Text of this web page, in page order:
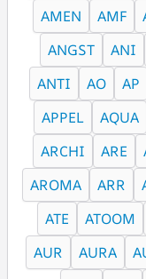
AMEN
AMF
ANGST
ANI
ANTI
AO AP
APPEL
AQUA
ARCHI
ARE
AROMA
ARR
ATE
ATOOM
AUR
AURA